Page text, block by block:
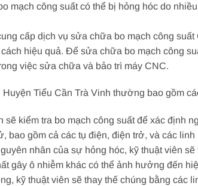
mạch công suất có thể bị hỏng hóc do
cấp dịch vụ sửa chữa bo mạch công
hiệu quả. Để sửa chữa bo mạch công
việc sửa chữa và bảo trì máy CNC.
Tiểu Cần Trà Vinh thường bao gồm
sẽ kiểm tra bo mạch công suất để xác định
bao gồm cả các tụ điện, điện trở, và các linh
nhân của sự hỏng hóc, kỹ thuật viên
gây ô nhiễm khác có thể ảnh hưởng đến
kỹ thuật viên sẽ thay thế chúng bằng các